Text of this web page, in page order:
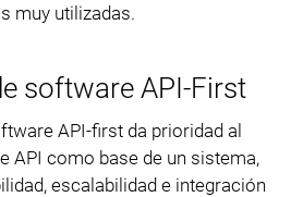
muy utilizadas.
software API-First
API-first da prioridad al
API como base de un sistema,
escalabilidad e integración